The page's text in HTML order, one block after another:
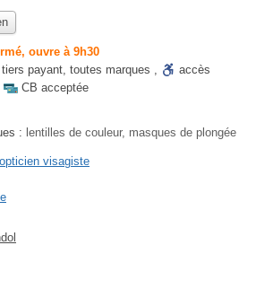
ouvre à 9h30
tiers payant, toutes marques ,
accès
CB acceptée
: lentilles de couleur, masques de plongée
visagiste